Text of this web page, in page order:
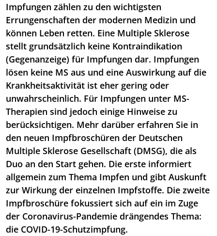
Impfungen zählen zu den wichtigsten
Errungenschaften der modernen Medizin und
können Leben retten. Eine Multiple Sklerose
stellt grundsätzlich keine Kontraindikation
(Gegenanzeige) für Impfungen dar. Impfungen
lösen keine MS aus und eine Auswirkung auf die
Krankheitsaktivität ist eher gering oder
unwahrscheinlich. Für Impfungen unter MS-
Therapien sind jedoch einige Hinweise zu
berücksichtigen. Mehr darüber erfahren Sie in
den neuen Impfbroschüren der Deutschen
Multiple Sklerose Gesellschaft (DMSG), die als
Duo an den Start gehen. Die erste informiert
allgemein zum Thema Impfen und gibt Auskunft
zur Wirkung der einzelnen Impfstoffe. Die zweite
Impfbroschüre fokussiert sich auf ein im Zuge
der Coronavirus-Pandemie drängendes Thema:
die COVID-19-Schutzimpfung.